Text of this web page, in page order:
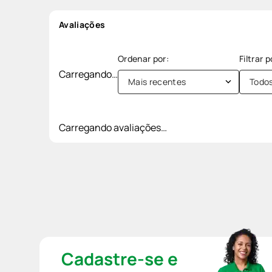
Avaliações
Carregando…
Mais recentes
Carregando avaliações…
Cadastre-se e